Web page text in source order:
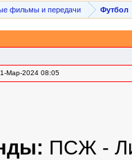
фильмы и передачи Футбол
Мар-2024 08:05
ПСЖ -